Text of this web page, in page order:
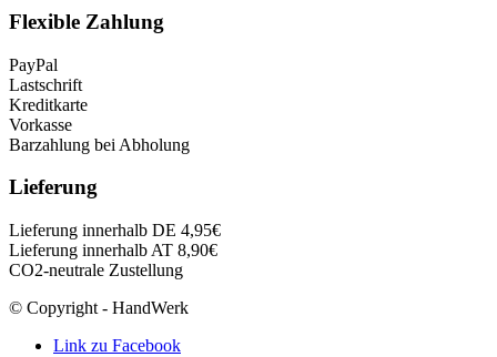
Flexible Zahlung
PayPal
Lastschrift
Kreditkarte
Vorkasse
Barzahlung bei Abholung
Lieferung
Lieferung innerhalb DE 4,95€
Lieferung innerhalb AT 8,90€
CO2-neutrale Zustellung
© Copyright - HandWerk
Link zu Facebook